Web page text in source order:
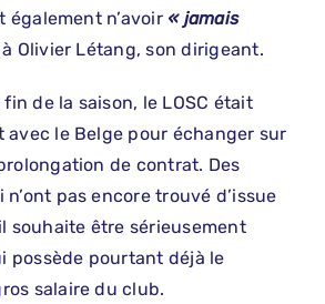
également n’avoir « jamais
Olivier Létang, son dirigeant.
de la saison, le LOSC était
le Belge pour échanger sur
de contrat. Des
pas encore trouvé d’issue
souhaite être sérieusement
possède pourtant déjà le
salaire du club.